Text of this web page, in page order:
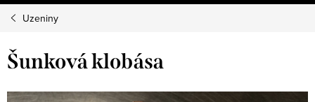
Uzeniny
Šunková klobása